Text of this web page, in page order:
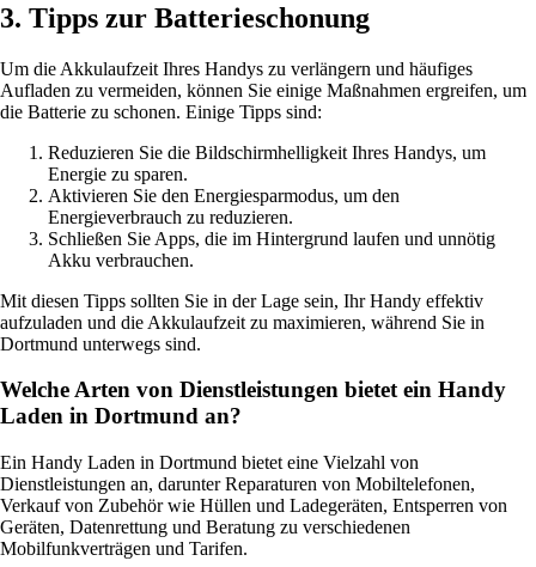
3. Tipps zur Batterieschonung
Um die Akkulaufzeit Ihres Handys zu verlängern und häufiges
Aufladen zu vermeiden, können Sie einige Maßnahmen ergreifen, um
die Batterie zu schonen. Einige Tipps sind:
Reduzieren Sie die Bildschirmhelligkeit Ihres Handys, um
Energie zu sparen.
Aktivieren Sie den Energiesparmodus, um den
Energieverbrauch zu reduzieren.
Schließen Sie Apps, die im Hintergrund laufen und unnötig
Akku verbrauchen.
Mit diesen Tipps sollten Sie in der Lage sein, Ihr Handy effektiv
aufzuladen und die Akkulaufzeit zu maximieren, während Sie in
Dortmund unterwegs sind.
Welche Arten von Dienstleistungen bietet ein Handy
Laden in Dortmund an?
Ein Handy Laden in Dortmund bietet eine Vielzahl von
Dienstleistungen an, darunter Reparaturen von Mobiltelefonen,
Verkauf von Zubehör wie Hüllen und Ladegeräten, Entsperren von
Geräten, Datenrettung und Beratung zu verschiedenen
Mobilfunkverträgen und Tarifen.